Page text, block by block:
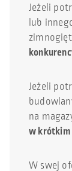
Jeżeli
lub
Jeżeli
na
w krótkim
W swej